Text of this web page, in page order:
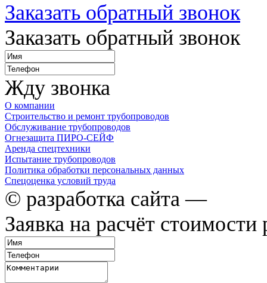
Заказать обратный звонок
Заказать обратный звонок
Жду звонка
О компании
Строительство и ремонт трубопроводов
Обслуживание трубопроводов
Огнезащита ПИРО-СЕЙФ
Аренда спецтехники
Испытание трубопроводов
Политика обработки персональных данных
Спецоценка условий труда
© разработка сайта —
Заявка на расчёт стоимости